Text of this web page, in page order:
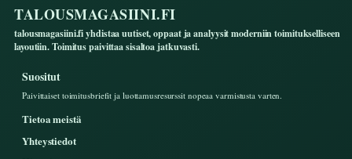
TALOUSMAGASIINI.FI
talousmagasiini.fi yhdistaa uutiset, oppaat ja analyysit moderniin toimitukselliseen
layoutiin. Toimitus paivittaa sisaltoa jatkuvasti.
Suositut
Paivittaiset toimitusbriefit ja luottamusresurssit nopeaa varmistusta varten.
Tietoa meistä
Yhteystiedot